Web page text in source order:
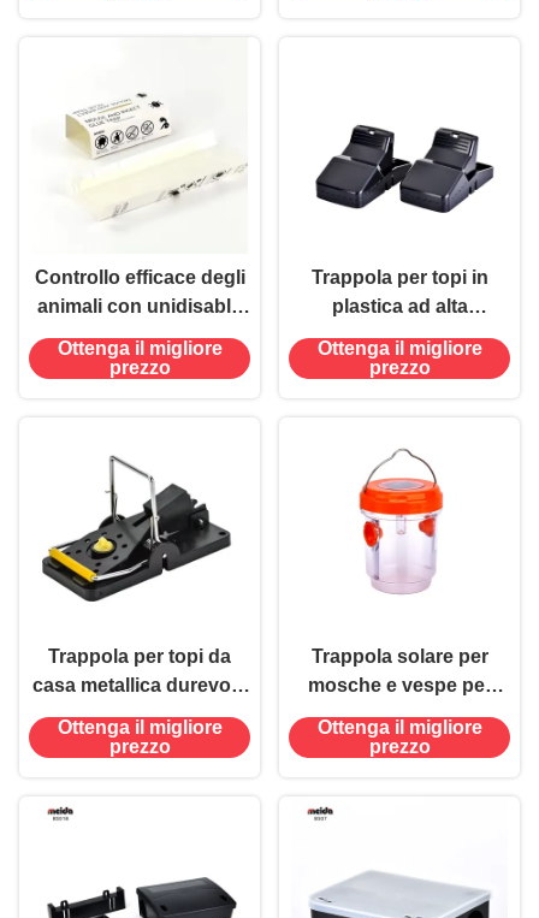
Controllo efficace degli
animali con unidisable
mouse Insecto Colla
Trap trap catcher Pad
Ottenga il migliore
prezzo
Trappola per topi in
plastica ad alta
sensibilità con 50
capienza 20 metri
Ottenga il migliore
prezzo
Trappola per topi da
casa metallica durevole
per la pulizia e la
manutenzione
Ottenga il migliore
prezzo
Trappola solare per
mosche e vespe per
uso commerciale
all'aperto
Ottenga il migliore
prezzo